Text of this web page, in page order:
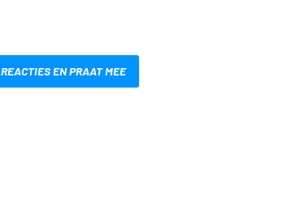
EN PRAAT MEE